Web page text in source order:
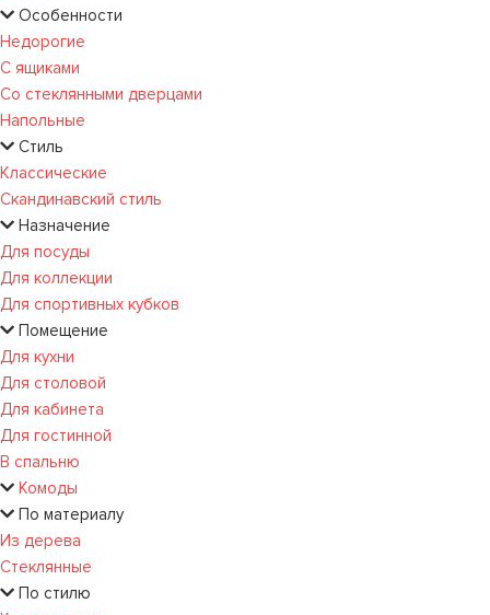
Особенности
Недорогие
С ящиками
Со стеклянными дверцами
Напольные
Стиль
Классические
Скандинавский стиль
Назначение
Для посуды
Для коллекции
Для спортивных кубков
Помещение
Для кухни
Для столовой
Для кабинета
Для гостинной
В спальню
Комоды
По материалу
Из дерева
Стеклянные
По стилю